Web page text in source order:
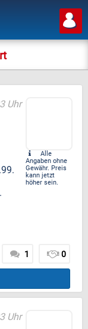
Uhr
Alle
Angaben ohne
Gewähr. Preis
kann jetzt
höher sein.
1 0
Uhr